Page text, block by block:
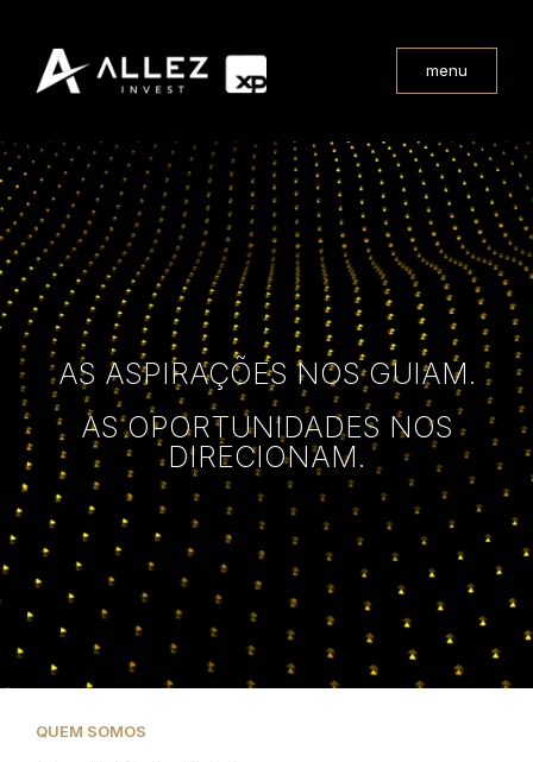
menu
AS ASPIRAÇÕES NOS GUIAM.
AS OPORTUNIDADES NOS
DIRECIONAM.
QUEM SOMOS